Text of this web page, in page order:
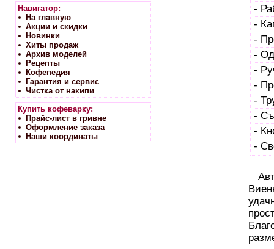
Навигатор:
На главную
Акции и скидки
Новинки
Хиты продаж
Архив моделей
Рецепты
Кофепедия
Гарантия и сервис
Чистка от накипи
Купить кофеварку:
Прайс-лист в гривне
Оформление заказа
Наши координаты
-
-
-
-
-
-
-
-
-
-